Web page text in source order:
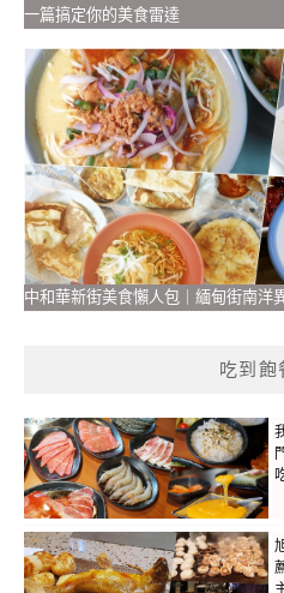
一篇搞定你的美食雷達
中和華新街美食懶人包｜緬甸街南洋
吃到飽